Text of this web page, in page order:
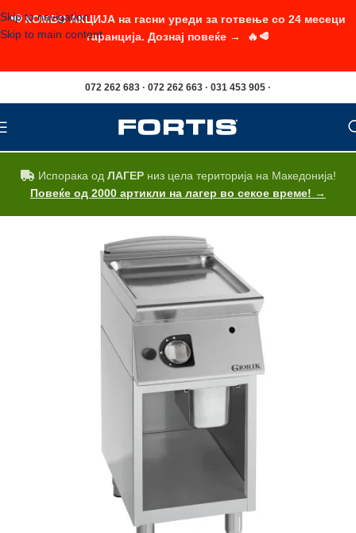
Skip to navigation
Skip to main content
072 262 683 · 072 262 663 · 031 453 905 ·
Испорака од ЛАГЕРниз цела територија на Македонија!
Повеќе од 2000 артикли на лагер во секое време! →
📢 КОМБО АКЦИЈА на гасни уреди за готвење со 24 месеци
гаранција. Дознај повеќе → 🔥🥩